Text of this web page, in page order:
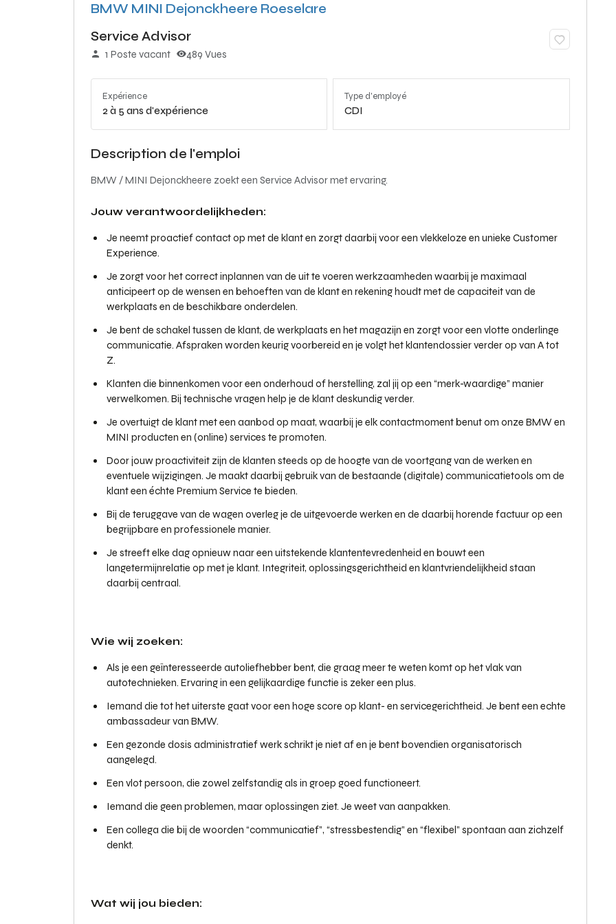
BMW MINI Dejonckheere Roeselare
Service Advisor
1 Poste vacant 489 Vues
Expérience
2 à 5 ans d'expérience
Type d'employé
CDI
Description de l'emploi
BMW / MINI Dejonckheere zoekt een Service Advisor met ervaring.
Jouw verantwoordelijkheden:
Je neemt proactief contact op met de klant en zorgt daarbij voor een vlekkeloze en unieke Customer
Experience.
Je zorgt voor het correct inplannen van de uit te voeren werkzaamheden waarbij je maximaal
anticipeert op de wensen en behoeften van de klant en rekening houdt met de capaciteit van de
werkplaats en de beschikbare onderdelen.
Je bent de schakel tussen de klant, de werkplaats en het magazijn en zorgt voor een vlotte onderlinge
communicatie. Afspraken worden keurig voorbereid en je volgt het klantendossier verder op van A tot
Z.
Klanten die binnenkomen voor een onderhoud of herstelling, zal jij op een “merk-waardige” manier
verwelkomen. Bij technische vragen help je de klant deskundig verder.
Je overtuigt de klant met een aanbod op maat, waarbij je elk contactmoment benut om onze BMW en
MINI producten en (online) services te promoten.
Door jouw proactiviteit zijn de klanten steeds op de hoogte van de voortgang van de werken en
eventuele wijzigingen. Je maakt daarbij gebruik van de bestaande (digitale) communicatietools om de
klant een échte Premium Service te bieden.
Bij de teruggave van de wagen overleg je de uitgevoerde werken en de daarbij horende factuur op een
begrijpbare en professionele manier.
Je streeft elke dag opnieuw naar een uitstekende klantentevredenheid en bouwt een
langetermijnrelatie op met je klant. Integriteit, oplossingsgerichtheid en klantvriendelijkheid staan
daarbij centraal.
Wie wij zoeken:
Als je een geïnteresseerde autoliefhebber bent, die graag meer te weten komt op het vlak van
autotechnieken. Ervaring in een gelijkaardige functie is zeker een plus.
Iemand die tot het uiterste gaat voor een hoge score op klant- en servicegerichtheid. Je bent een echte
ambassadeur van BMW.
Een gezonde dosis administratief werk schrikt je niet af en je bent bovendien organisatorisch
aangelegd.
Een vlot persoon, die zowel zelfstandig als in groep goed functioneert.
Iemand die geen problemen, maar oplossingen ziet. Je weet van aanpakken.
Een collega die bij de woorden “communicatief”, “stressbestendig” en “flexibel” spontaan aan zichzelf
denkt.
Wat wij jou bieden: